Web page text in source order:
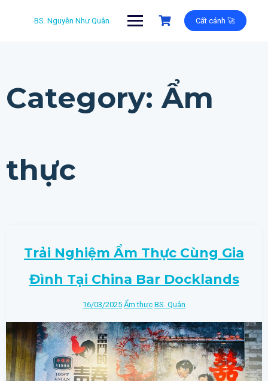
BS. Nguyễn Như Quân Cất cánh 🚀
Category:Ẩm
thực
Trải Nghiệm Ẩm Thực Cùng Gia
Đình Tại China Bar Docklands
16/03/2025 Ẩm thực BS. Quân